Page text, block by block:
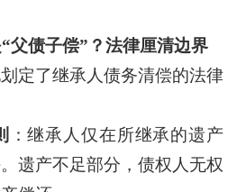
父债子偿”？法律厘清边界
了继承人债务清偿的法律
：继承人仅在所继承的遗产
遗产不足部分，债权人无权